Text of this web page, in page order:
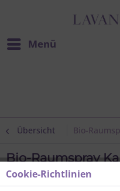
Menü
Übersicht Bio-
Bio-Raumspray
Cookie-Richtlinien